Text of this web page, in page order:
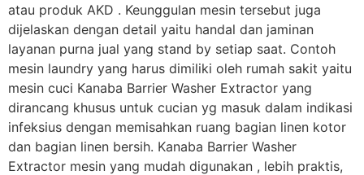
atau produk AKD . Keunggulan mesin tersebut juga
dijelaskan dengan detail yaitu handal dan jaminan
layanan purna jual yang stand by setiap saat. Contoh
mesin laundry yang harus dimiliki oleh rumah sakit yaitu
mesin cuci Kanaba Barrier Washer Extractor yang
dirancang khusus untuk cucian yg masuk dalam indikasi
infeksius dengan memisahkan ruang bagian linen kotor
dan bagian linen bersih. Kanaba Barrier Washer
Extractor mesin yang mudah digunakan , lebih praktis,